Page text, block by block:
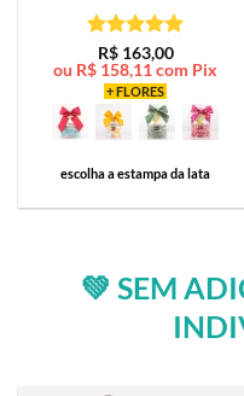
Avaliação5
de 5
R$163,00
ou R$ 158,11 com Pix
+ FLORES
escolha a estampa da lata
💚 SEM